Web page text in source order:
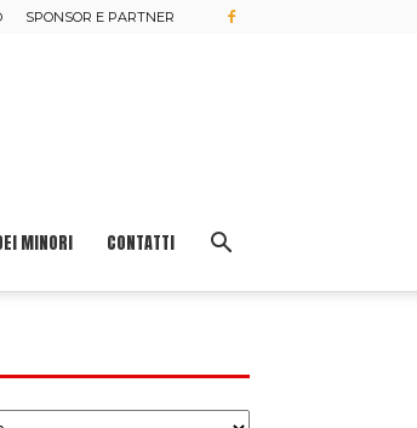
SPONSOR E PARTNER
MINORI CONTATTI